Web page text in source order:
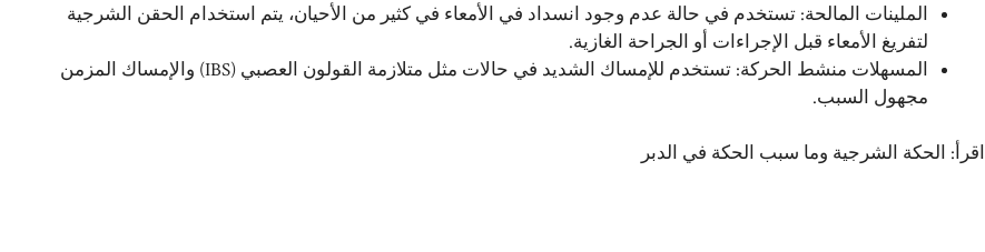
الملينات المالحة: تستخدم في حالة عدم وجود انسداد في الأمعاء في كثير من الأحيان، يتم استخدام الحقن الشرجية
لتفريغ الأمعاء قبل الإجراءات أو الجراحة الغازية.
المسهلات منشط الحركة: تستخدم للإمساك الشديد في حالات مثل متلازمة القولون العصبي (IBS) والإمساك المزمن
مجهول السبب.
اقرأ: الحكة الشرجية وما سبب الحكة في الدبر